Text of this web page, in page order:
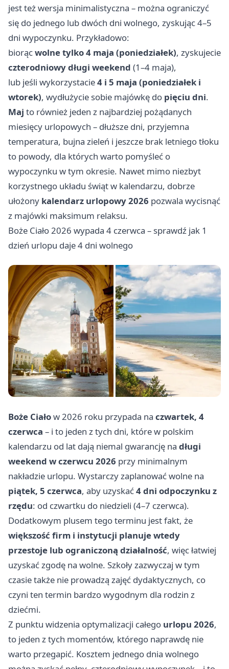
jest też wersja minimalistyczna – można ograniczyć
się do jednego lub dwóch dni wolnego, zyskując 4–5
dni wypoczynku. Przykładowo:
biorącwolne tylko 4 maja (poniedziałek), zyskujecie
czterodniowy długi weekend (1–4 maja),
lub jeśli wykorzystacie4 i 5 maja (poniedziałek i
wtorek), wydłużycie sobie majówkę do pięciu dni.
Maj to również jeden z najbardziej pożądanych
miesięcy urlopowych – dłuższe dni, przyjemna
temperatura, bujna zieleń i jeszcze brak letniego tłoku
to powody, dla których warto pomyśleć o
wypoczynku w tym okresie. Nawet mimo niezbyt
korzystnego układu świąt w kalendarzu, dobrze
ułożony kalendarz urlopowy 2026 pozwala wycisnąć
z majówki maksimum relaksu.
Boże Ciało 2026 wypada 4 czerwca – sprawdź jak 1
dzień urlopu daje 4 dni wolnego
Boże Ciałow 2026 roku przypada na czwartek, 4
czerwca – i to jeden z tych dni, które w polskim
kalendarzu od lat dają niemal gwarancję na długi
weekend w czerwcu 2026 przy minimalnym
nakładzie urlopu. Wystarczy zaplanować wolne na
piątek, 5 czerwca, aby uzyskać4 dni odpoczynku z
rzędu: od czwartku do niedzieli (4–7 czerwca).
Dodatkowym plusem tego terminu jest fakt, że
większość firm i instytucji planuje wtedy
przestoje lub ograniczoną działalność, więc łatwiej
uzyskać zgodę na wolne. Szkoły zazwyczaj w tym
czasie także nie prowadzą zajęć dydaktycznych, co
czyni ten termin bardzo wygodnym dla rodzin z
dziećmi.
Z punktu widzenia optymalizacji całego urlopu 2026,
to jeden z tych momentów, którego naprawdę nie
warto przegapić. Kosztem jednego dnia wolnego